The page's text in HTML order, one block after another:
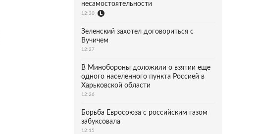
несамостоятельности
12:30
Зеленский захотел договориться с
Вучичем
12:27
В Минобороны доложили о взятии еще
одного населенного пункта Россией в
Харьковской области
12:26
Борьба Евросоюза с российским газом
забуксовала
12:15